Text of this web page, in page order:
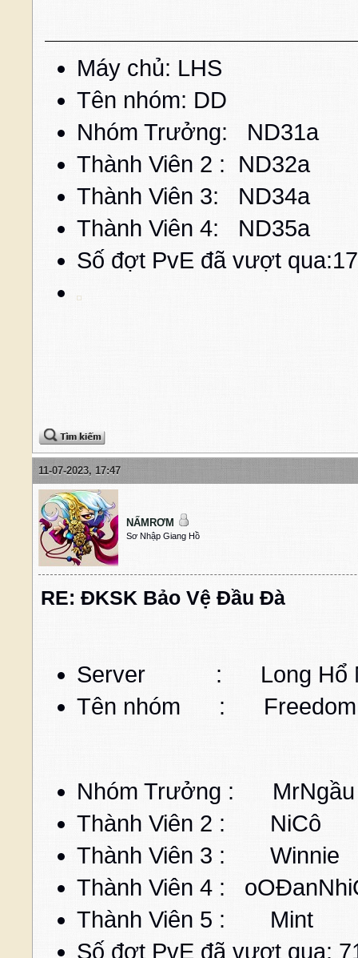
Máy chủ: LHS
Tên nhóm: DD
Nhóm Trưởng:
Thành Viên 2 :
Thành Viên 3:
Thành Viên 4:
Số đợt PvE đã vượt qua:17
11-07-2023, 17:47
NẤMRƠM
Sơ Nhập Giang Hồ
RE: ĐKSK Bảo Vệ Đầu Đà
Server : Long Hổ
Tên nhóm : Freedom
Nhóm Trưởng :
Thành Viên 2 :
Thành Viên 3 :
Thành Viên 4 :
Thành Viên 5 : Mint
Số đợt PvE đã vượt qua: